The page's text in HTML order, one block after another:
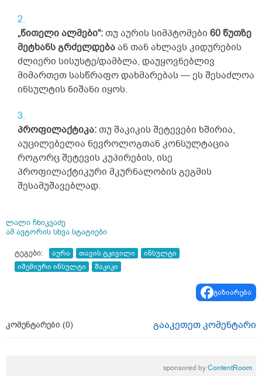
„წითელი ალმები“:თუ აურის სიმპტომები 60 წუთზე
მეტხანს გრძელდებაან თან ახლავს კიდურების
ძლიერი სისუსტე/დამბლა, დაუყოვნებლივ
მიმართეთ სასწრაფო დახმარებას — ეს შესაძლოა
ინსულტის ნიშანი იყოს.
პროფილაქტიკა:თუ შაკიკის შეტევები ხშირია,
აუცილებელია ნევროლოგთან კონსულტაცია
როგორც შეტევის კუპირების, ისე
პროფილაქტიკური მკურნალობის გეგმის
შესამუშავებლად.
ლალი ჩხიკვაძე
ამ ავტორის სხვა სტატიები
ტეგები: აურა თავის ტკივილი
ინსულტი
იშემიური ინსულტი
შაკიკი
გაზიარება
კომენტარები (0) გააკეთეთ კომენტარი
sponsored byContentRoom